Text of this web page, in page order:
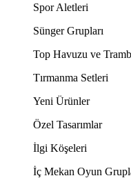
Spor Aletleri
Sünger Grupları
Top Havuzu ve
Tırmanma Setleri
Yeni Ürünler
Özel Tasarımlar
İlgi Köşeleri
İç Mekan Oyun